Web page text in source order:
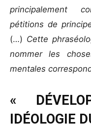
principalement
pétitions de
(…) Cette
nommer les
mentales
«
IDÉOLOGIE